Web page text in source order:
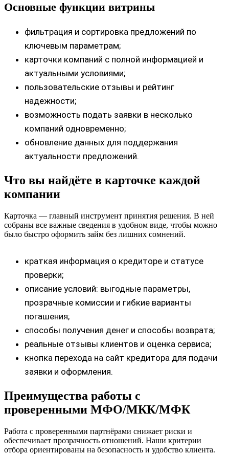
Основные функции витрины
фильтрация и сортировка предложений по
ключевым параметрам;
карточки компаний с полной информацией и
актуальными условиями;
пользовательские отзывы и рейтинг
надежности;
возможность подать заявки в несколько
компаний одновременно;
обновление данных для поддержания
актуальности предложений.
Что вы найдёте в карточке каждой
компании
Карточка — главный инструмент принятия решения. В ней
собраны все важные сведения в удобном виде, чтобы можно
было быстро оформить займ без лишних сомнений.
краткая информация о кредиторе и статусе
проверки;
описание условий: выгодные параметры,
прозрачные комиссии и гибкие варианты
погашения;
способы получения денег и способы возврата;
реальные отзывы клиентов и оценка сервиса;
кнопка перехода на сайт кредитора для подачи
заявки и оформления.
Преимущества работы с
проверенными МФО/МКК/МФК
Работа с проверенными партнёрами снижает риски и
обеспечивает прозрачность отношений. Наши критерии
отбора ориентированы на безопасность и удобство клиента.